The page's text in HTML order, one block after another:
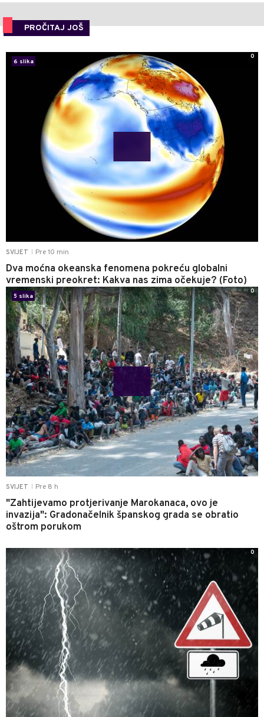
PROČITAJ JOŠ
SVIJET Pre 10 min
Dva moćna okeanska fenomena pokreću globalni
vremenski preokret: Kakva nas zima očekuje? (Foto)
6 slika
0
SVIJET Pre 8 h
"Zahtijevamo protjerivanje Marokanaca, ovo je
invazija": Gradonačelnik španskog grada se obratio
oštrom porukom
5 slika
0
0